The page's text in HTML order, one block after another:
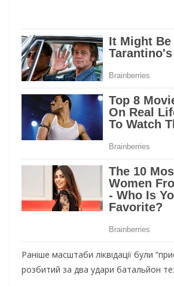
Раніше масштаби ліквідації були
розбитий за два удари батальйон